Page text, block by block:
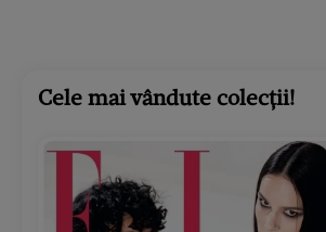
Cele mai vândute colecții!